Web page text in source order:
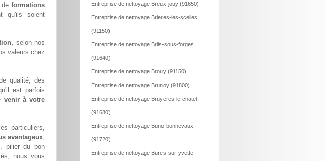
formations
qu'ils soient
selon nos
valeurs chez
qualité, des
est parfois
venir à votre
particuliers,
avantageux,
pilier du bon
nous vous
Entreprise de nettoyage Breux-jouy (91650)
Entreprise de nettoyage Brieres-les-scelles
(91150)
Entreprise de nettoyage Briis-sous-forges
(91640)
Entreprise de nettoyage Brouy (91150)
Entreprise de nettoyage Brunoy (91800)
Entreprise de nettoyage Bruyeres-le-chatel
(91680)
Entreprise de nettoyage Buno-bonnevaux
(91720)
Entreprise de nettoyage Bures-sur-yvette